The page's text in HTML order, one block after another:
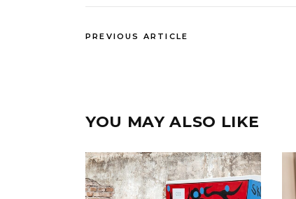
PREVIOUS ARTICLE
YOU MAY ALSO LIKE